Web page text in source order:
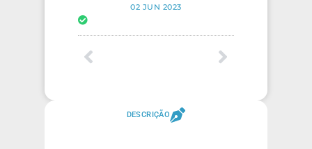
02 JUN 2023
DESCRIÇÃO